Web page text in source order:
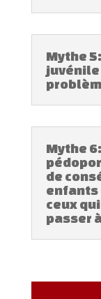
Mythe
juvénile
Mythe
de
enfants
ceux
passer